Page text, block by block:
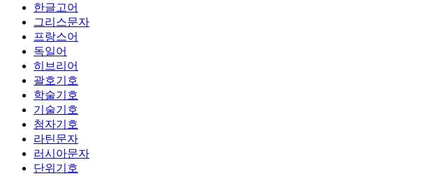
한글고어
그리스문자
프랑스어
독일어
히브리어
괄호기호
학술기호
기술기호
첨자기호
라틴문자
러시아문자
단위기호